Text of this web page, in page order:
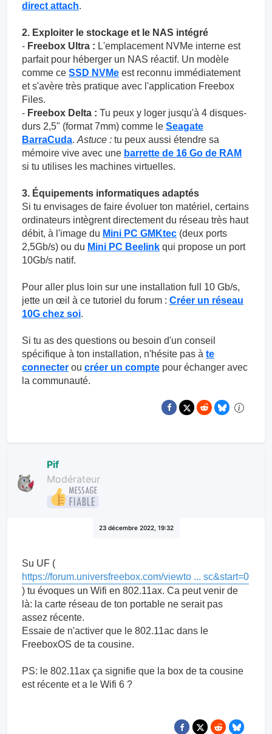
direct attach.
2. Exploiter le stockage et le NAS intégré
- Freebox Ultra : L'emplacement NVMe interne est
parfait pour héberger un NAS réactif. Un modèle
comme ce SSD NVMe est reconnu immédiatement
et s'avère très pratique avec l'application Freebox
Files.
- Freebox Delta : Tu peux y loger jusqu'à 4 disques-
durs 2,5" (format 7mm) comme le Seagate
BarraCuda. Astuce : tu peux aussi étendre sa
mémoire vive avec une barrette de 16 Go de RAM
si tu utilises les machines virtuelles.
3. Équipements informatiques adaptés
Si tu envisages de faire évoluer ton matériel, certains
ordinateurs intègrent directement du réseau très haut
débit, à l'image du Mini PC GMKtec (deux ports
2,5Gb/s) ou du Mini PC Beelink qui propose un port
10Gb/s natif.
Pour aller plus loin sur une installation full 10 Gb/s,
jette un œil à ce tutoriel du forum : Créer un réseau
10G chez soi.
Si tu as des questions ou besoin d'un conseil
spécifique à ton installation, n'hésite pas à te
connecter ou créer un compte pour échanger avec
la communauté.
Pif
Modérateur
23 décembre 2022, 19:32
Su UF (
https://forum.universfreebox.com/viewto ... sc&start=0
) tu évoques un Wifi en 802.11ax. Ca peut venir de
là: la carte réseau de ton portable ne serait pas
assez récente.
Essaie de n'activer que le 802.11ac dans le
FreeboxOS de ta cousine.
PS: le 802.11ax ça signifie que la box de ta cousine
est récente et a le Wifi 6 ?